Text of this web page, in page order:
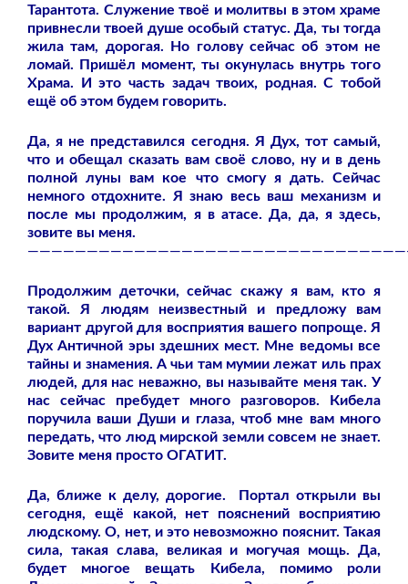
Тарантота. Служение твоё и молитвы в этом храме
привнесли твоей душе особый статус. Да, ты тогда
жила там, дорогая. Но голову сейчас об этом не
ломай. Пришёл момент, ты окунулась внутрь того
Храма. И это часть задач твоих, родная. С тобой
ещё об этом будем говорить.
Да, я не представился сегодня. Я Дух, тот самый,
что и обещал сказать вам своё слово, ну и в день
полной луны вам кое что смогу я дать. Сейчас
немного отдохните. Я знаю весь ваш механизм и
после мы продолжим, я в атасе. Да, да, я здесь,
зовите вы меня.
Продолжим деточки, сейчас скажу я вам, кто я
такой. Я людям неизвестный и предложу вам
вариант другой для восприятия вашего попроще. Я
Дух Античной эры здешних мест. Мне ведомы все
тайны и знамения. А чьи там мумии лежат иль прах
людей, для нас неважно, вы называйте меня так. У
нас сейчас пребудет много разговоров. Кибела
поручила ваши Души и глаза, чтоб мне вам много
передать, что люд мирской земли совсем не знает.
Зовите меня просто ОГАТИТ.
Да, ближе к делу, дорогие. Портал открыли вы
сегодня, ещё какой, нет пояснений восприятию
людскому. О, нет, и это невозможно пояснит. Такая
сила, такая слава, великая и могучая мощь. Да,
будет многое вещать Кибела, помимо роли